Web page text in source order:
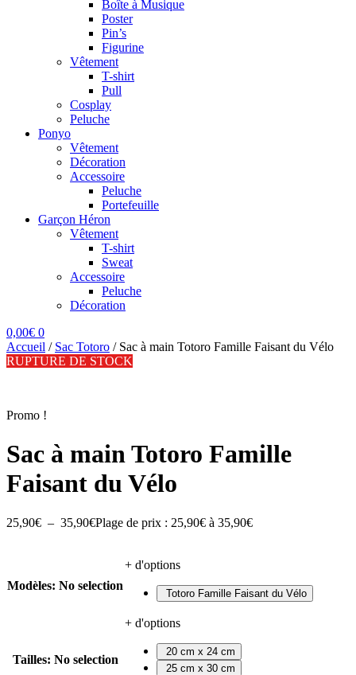
Boîte à Musique
Poster
Pin’s
Figurine
Vêtement
T-shirt
Pull
Cosplay
Peluche
Ponyo
Vêtement
Décoration
Accessoire
Peluche
Portefeuille
Garçon Héron
Vêtement
T-shirt
Sweat
Accessoire
Peluche
Décoration
0,00€ 0
Accueil / Sac Totoro / Sac à main Totoro Famille Faisant du Vélo
RUPTURE DE STOCK
Promo !
Sac à main Totoro Famille
Faisant du Vélo
25,90€ – 35,90€Plage de prix : 25,90€ à 35,90€
Modèles: No selection
+ d'options
Totoro Famille Faisant du Vélo
Tailles: No selection
+ d'options
20 cm x 24 cm
25 cm x 30 cm